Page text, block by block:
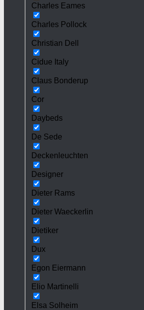
Charles Eames
Charles Pollock
Christian Dell
Cidue Italy
Claus Bonderup
Cor
Daybeds
De Sede
Deckenleuchten
Designer
Dieter Rams
Dieter Waeckerlin
Dietiker
Dux
Egon Eiermann
Elio Martinelli
Elsa Solheim